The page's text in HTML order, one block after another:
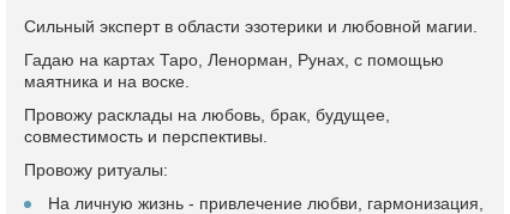
Сильный эксперт в области эзотерики и любовной магии.
Гадаю на картах Таро, Ленорман, Рунах, с помощью
маятника и на воске.
Провожу расклады на любовь, брак, будущее,
совместимость и перспективы.
Провожу ритуалы:
На личную жизнь - привлечение любви, гармонизация,